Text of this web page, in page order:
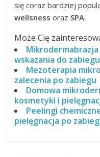
się coraz bardziej
wellsness oraz SPA.
Może Cię
wskazania do zabiegu
Mezoterapia
zalecenia po zabiegu
Domowa
kosmetyki i
Peelingi
pielęgnacja po